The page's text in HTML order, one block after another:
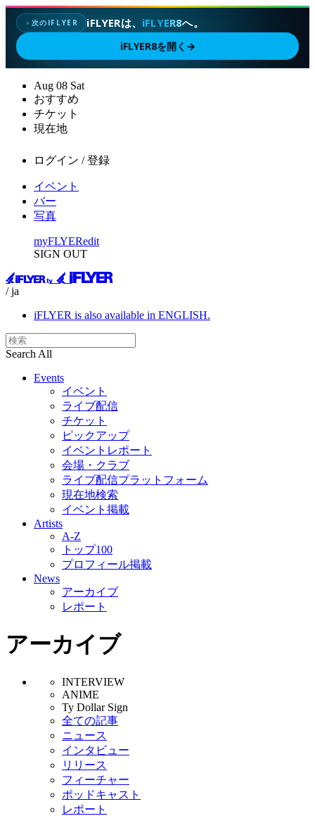
✦次のIFLYER iFLYERは、 iFLYER8へ。
iFLYER8を開く →
Aug 08 Sat
おすすめ
チケット
現在地
ログイン / 登録
イベント
バー
写真
myFLYERedit
SIGN OUT
/ ja
iFLYER is also available in ENGLISH.
Search All
Events
イベント
ライブ配信
チケット
ピックアップ
イベントレポート
会場・クラブ
ライブ配信プラットフォーム
現在地検索
イベント掲載
Artists
A-Z
トップ100
プロフィール掲載
News
アーカイブ
レポート
アーカイブ
INTERVIEW
ANIME
Ty Dollar Sign
全ての記事
ニュース
インタビュー
リリース
フィーチャー
ポッドキャスト
レポート